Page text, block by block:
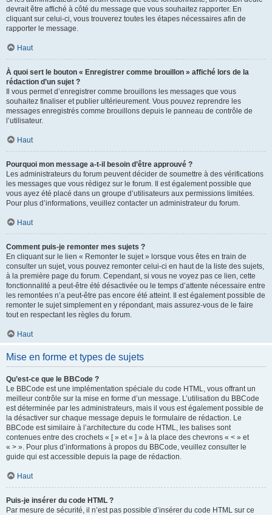
devrait être affiché à côté du message que vous souhaitez rapporter. En
cliquant sur celui-ci, vous trouverez toutes les étapes nécessaires afin de
rapporter le message.
Haut
À quoi sert le bouton « Enregistrer comme brouillon » affiché lors de la
rédaction d’un sujet ?
Il vous permet d’enregistrer comme brouillons les messages que vous
souhaitez finaliser et publier ultérieurement. Vous pouvez reprendre les
messages enregistrés comme brouillons depuis le panneau de contrôle de
l’utilisateur.
Haut
Pourquoi mon message a-t-il besoin d’être approuvé ?
Les administrateurs du forum peuvent décider de soumettre à des vérifications
les messages que vous rédigez sur le forum. Il est également possible que
vous ayez été placé dans un groupe d’utilisateurs aux permissions limitées.
Pour plus d’informations, veuillez contacter un administrateur du forum.
Haut
Comment puis-je remonter mes sujets ?
En cliquant sur le lien « Remonter le sujet » lorsque vous êtes en train de
consulter un sujet, vous pouvez remonter celui-ci en haut de la liste des sujets,
à la première page du forum. Cependant, si vous ne voyez pas ce lien, cette
fonctionnalité a peut-être été désactivée ou le temps d’attente nécessaire entre
les remontées n’a peut-être pas encore été atteint. Il est également possible de
remonter le sujet simplement en y répondant, mais assurez-vous de le faire
tout en respectant les règles du forum.
Haut
Mise en forme et types de sujets
Qu’est-ce que le BBCode ?
Le BBCode est une implémentation spéciale du code HTML, vous offrant un
meilleur contrôle sur la mise en forme d’un message. L’utilisation du BBCode
est déterminée par les administrateurs, mais il vous est également possible de
la désactiver sur chaque message depuis le formulaire de rédaction. Le
BBCode est similaire à l’architecture du code HTML, les balises sont
contenues entre des crochets « [ » et « ] » à la place des chevrons « < » et
« > ». Pour plus d’informations à propos du BBCode, veuillez consulter le
guide qui est accessible depuis la page de rédaction.
Haut
Puis-je insérer du code HTML ?
Par mesure de sécurité, il n’est pas possible d’insérer du code HTML sur ce